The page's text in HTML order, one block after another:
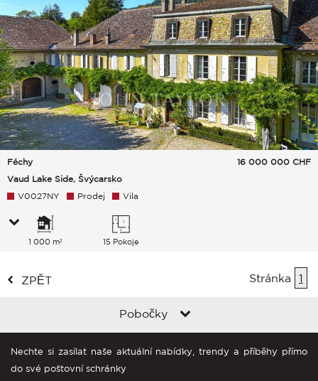
Féchy
Vaud Lake Side, Švýcarsko
16 000 000 CHF
V0027NY Prodej Vila
1 000 m² 15 Pokoje
ZPĚT Stránka 1
Pobočky
Nechte si zasílat naše aktuální nabídky, trendy a příběhy přímo
do své poštovní schránky